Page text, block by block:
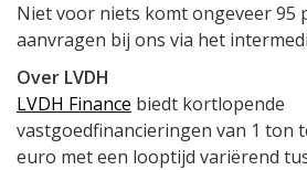
Niet voor niets komt ongeveer 95
aanvragen bij ons via het
Over LVDH
LVDH Finance biedt kortlopende
vastgoedfinancieringen van 1 ton
euro met een looptijd variërend